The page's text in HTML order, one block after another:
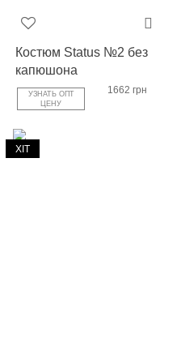
Костюм Status №2 без
капюшона
УЗНАТЬ ОПТ
ЦЕНУ
1662 грн
ХІТ